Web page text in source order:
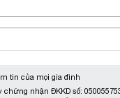
tin của mọi gia đình
nhận ĐKKD số: